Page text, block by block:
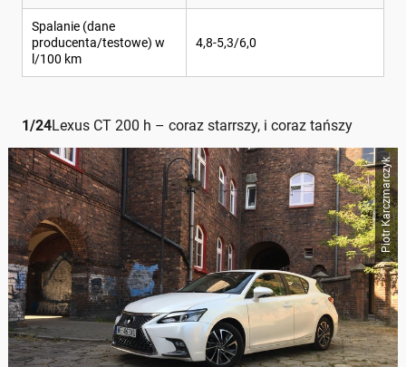
Spalanie (dane
producenta/testowe) w
l/100 km
4,8-5,3/6,0
1/24Lexus CT 200 h – coraz starrszy, i coraz tańszy
Piotr Karczmarczyk